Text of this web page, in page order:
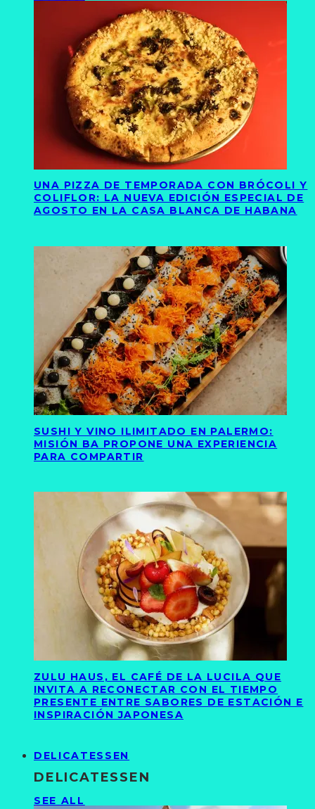
UNA PIZZA DE TEMPORADA CON BRÓCOLI Y
COLIFLOR: LA NUEVA EDICIÓN ESPECIAL DE
AGOSTO EN LA CASA BLANCA DE HABANA
SUSHI Y VINO ILIMITADO EN PALERMO:
MISIÓN BA PROPONE UNA EXPERIENCIA
PARA COMPARTIR
ZULU HAUS, EL CAFÉ DE LA LUCILA QUE
INVITA A RECONECTAR CON EL TIEMPO
PRESENTE ENTRE SABORES DE ESTACIÓN E
INSPIRACIÓN JAPONESA
DELICATESSEN
DELICATESSEN
SEE ALL